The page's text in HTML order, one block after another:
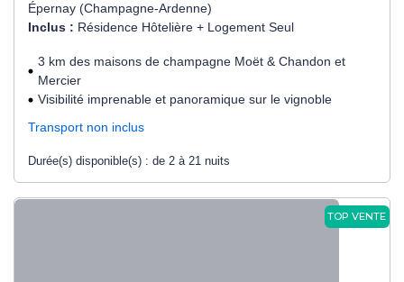
Épernay (Champagne-Ardenne)
Inclus : Résidence Hôtelière + Logement Seul
3 km des maisons de champagne Moët & Chandon et
Mercier
Visibilité imprenable et panoramique sur le vignoble
Transport non inclus
Durée(s) disponible(s) : de 2 à 21 nuits
TOP VENTE